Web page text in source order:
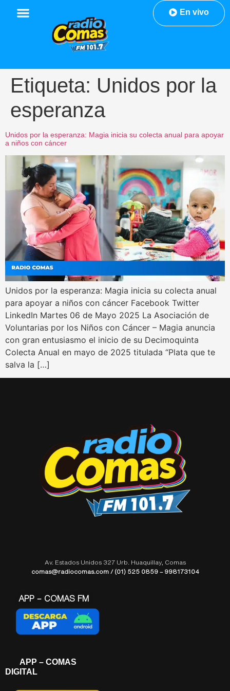
En vivo
Etiqueta: Unidos por la
esperanza
Unidos por la esperanza: Magia inicia su colecta anual para apoyar
a niños con cáncer
Unidos por la esperanza: Magia inicia su colecta anual
para apoyar a niños con cáncer Facebook Twitter
LinkedIn Martes 06 de Mayo 2025 La Asociación de
Voluntarias por los Niños con Cáncer – Magia anuncia
con gran entusiasmo el inicio de su Decimoquinta
Colecta Anual en mayo de 2025 titulada “Plata que te
salva la […]
Av. Estados Unidos 327 Urb. Huaquillay, Comas
comas@radiocomas.com / (01) 525 0859 – 998173104
APP – COMAS FM
APP – COMAS
DIGITAL